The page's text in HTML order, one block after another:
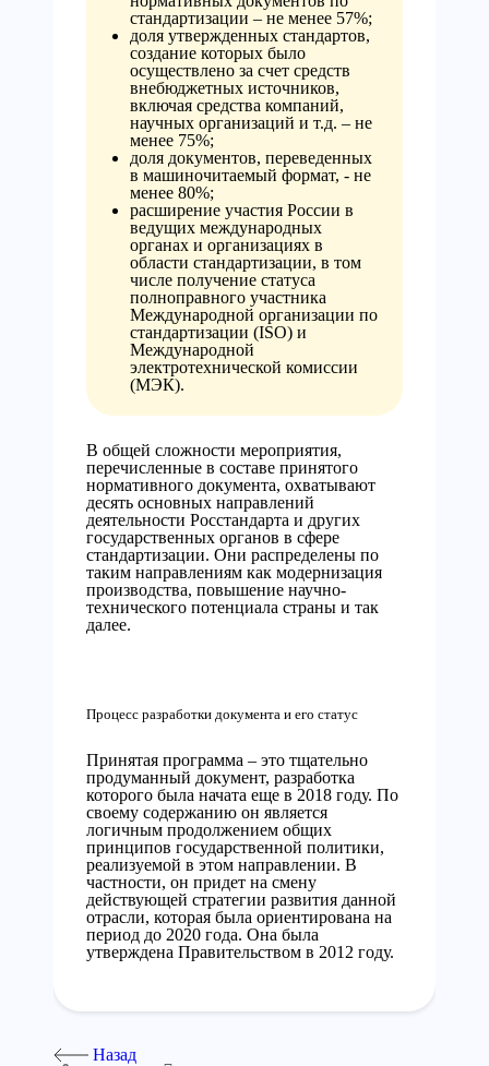
стандартизации – не менее 57%;
доля утвержденных стандартов,
создание которых было
осуществлено за счет средств
внебюджетных источников,
включая средства компаний,
научных организаций и т.д. – не
менее 75%;
доля документов, переведенных
в машиночитаемый формат, - не
менее 80%;
расширение участия России в
ведущих международных
органах и организациях в
области стандартизации, в том
числе получение статуса
полноправного участника
Международной организации по
стандартизации (ISO) и
Международной
электротехнической комиссии
(МЭК).
В общей сложности мероприятия,
перечисленные в составе принятого
нормативного документа, охватывают
десять основных направлений
деятельности Росстандарта и других
государственных органов в сфере
стандартизации. Они распределены по
таким направлениям как модернизация
производства, повышение научно-
технического потенциала страны и так
далее.
Процесс разработки документа и его статус
Принятая программа – это тщательно
продуманный документ, разработка
которого была начата еще в 2018 году. По
своему содержанию он является
логичным продолжением общих
принципов государственной политики,
реализуемой в этом направлении. В
частности, он придет на смену
действующей стратегии развития данной
отрасли, которая была ориентирована на
период до 2020 года. Она была
утверждена Правительством в 2012 году.
Назад